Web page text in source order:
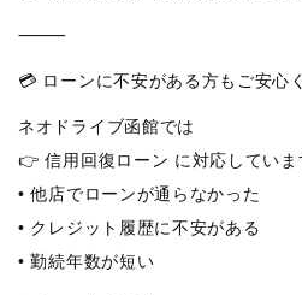
⸻
💳 ローンに不安がある方もご安心
ネオドライブ函館では
👉 信用回復ローン に対応していま
• 他店でローンが通らなかった
• クレジット履歴に不安がある
• 勤続年数が短い